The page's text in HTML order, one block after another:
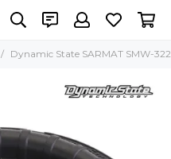
Dynamic State SARMAT SMW-322